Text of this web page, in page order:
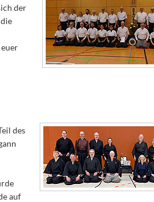
der
des
auf